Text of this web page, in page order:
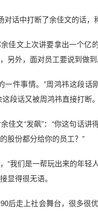
对话中打断了余佳文的话，
佳文上次讲要拿出一个亿
另外，面对员工要说到做
一件事情。”周鸿祎这段
这段话又被周鸿祎直接打断
佳文“发飙”：“你这句话
股份都分给你的员工？”
“我们是一帮玩出来的年
显得很无语。
后走上社会舞台，很多很